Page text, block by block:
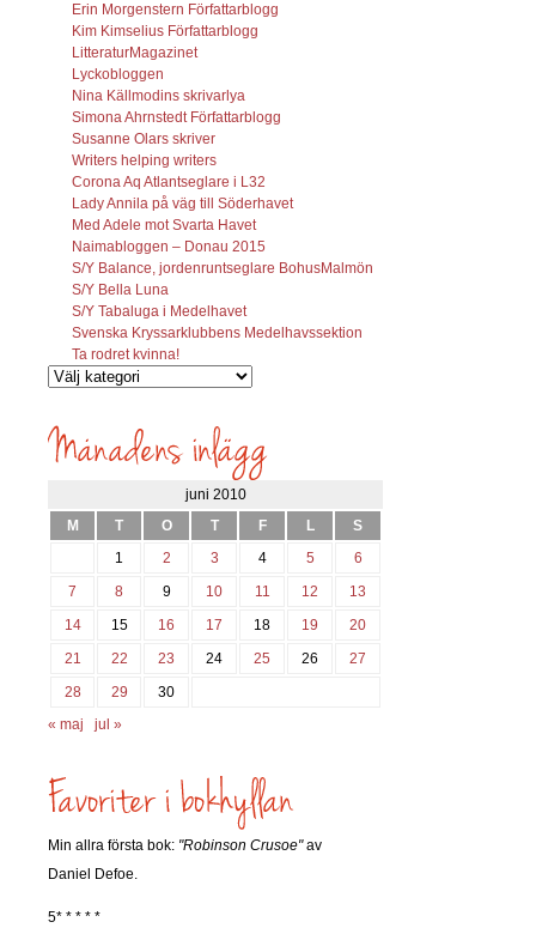
Erin Morgenstern Författarblogg
Kim Kimselius Författarblogg
LitteraturMagazinet
Lyckobloggen
Nina Källmodins skrivarlya
Simona Ahrnstedt Författarblogg
Susanne Olars skriver
Writers helping writers
Corona Aq Atlantseglare i L32
Lady Annila på väg till Söderhavet
Med Adele mot Svarta Havet
Naimabloggen – Donau 2015
S/Y Balance, jordenruntseglare BohusMalmön
S/Y Bella Luna
S/Y Tabaluga i Medelhavet
Svenska Kryssarklubbens Medelhavssektion
Ta rodret kvinna!
Vilka
söks?
juni 2010
M
T O T F L
S
1
2 3 4 5
6
7
8 9 10 11 12
13
14
15 16 17 18 19
20
21
22 23 24 25 26
27
28
29
30
« maj
jul »
Min allra första bok: "Robinson Crusoe"av
Daniel Defoe.
5* * * * *